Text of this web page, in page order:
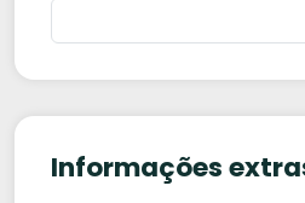
Informações